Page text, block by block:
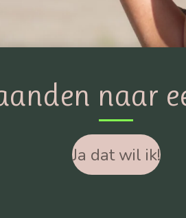
naar
Ja dat wil ik!